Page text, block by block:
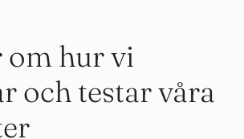
om hur vi
och testar våra